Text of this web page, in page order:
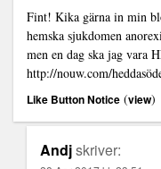
Fint! Kika gärna in min
hemska sjukdomen
men en dag ska jag
http://nouw.com/
Like Button Notice (view)
Andjskriver: